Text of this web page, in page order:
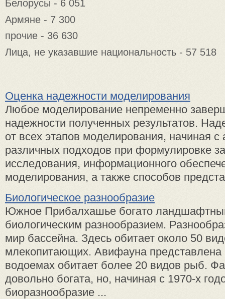
Белорусы - 6 051
Армяне - 7 300
прочие - 36 630
Лица, не указавшие национальность - 57 518
Оценка надежности моделирования
Любое моделирование непременно
надежности полученных результатов.
от всех этапов моделирования, начиная с
различных подходов при формулировке
исследования, информационного
моделирования, а также способов
Биологическое разнообразие
Южное Прибалхашье богато
биологическим разнообразием.
мир бассейна. Здесь обитает около 50
млекопитающих. Авифауна
водоемах обитает более 20 видов рыб.
довольно богата, но, начиная с 1970-х
биоразнообразие ...